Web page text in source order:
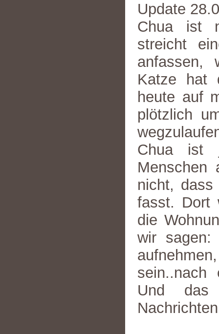
Update
Chua ist
streicht
anfassen,
Katze hat
heute auf
plötzlich
Chua ist
nicht,
fasst. Dort
die
wir
sein..nach
Und das